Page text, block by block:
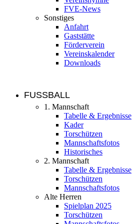
FVE-News
Sonstiges
Anfahrt
Gaststätte
Förderverein
Vereinskalender
Downloads
FUSSBALL
1. Mannschaft
Tabelle & Ergebnisse
Kader
Torschützen
Mannschaftsfotos
Historisches
2. Mannschaft
Tabelle & Ergebnisse
Torschützen
Mannschaftsfotos
Alte Herren
Spielplan 2025
Torschützen